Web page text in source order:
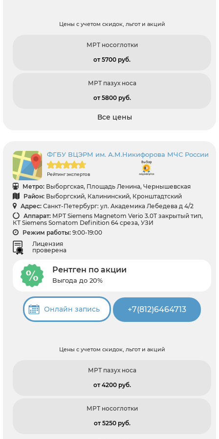
Цены с учетом скидок, льгот и акций
МРТ носоглотки
от 5700 pуб.
МРТ пазух носа
от 5800 pуб.
Все цены
ФГБУ ВЦЭРМ им. А.М.Никифорова МЧС России
Рейтинг экспертов
Метро: Выборгская, Площадь Ленина, Чернышевская
Район: Выборгский, Калининский, Кронштадтский
Адрес: Санкт-Петербург: ул. Академика Лебедева д 4/2
Аппарат: МРТ Siemens Magnetom Verio 3.0T закрытый тип,
КТ Siemens Somatom Definition 64 среза, УЗИ
Режим работы: 9:00-19:00
Лицензия
проверена
Рентген по акции
Выгода до 20%
Онлайн запись +7(812)6464713
Цены с учетом скидок, льгот и акций
МРТ пазух носа
от 4200 pуб.
МРТ носоглотки
от 5250 pуб.